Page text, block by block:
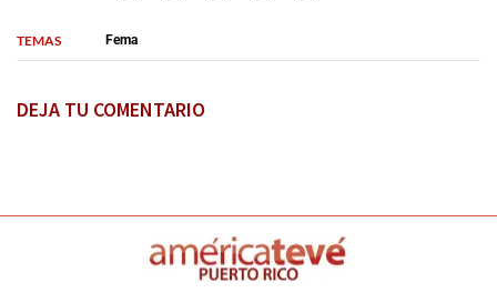
TEMAS Fema
DEJA TU COMENTARIO